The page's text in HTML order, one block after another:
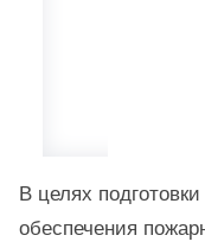
В целях
обеспечения